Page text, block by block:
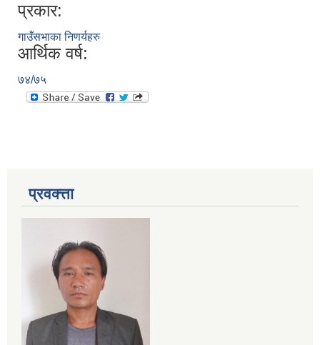
प्रकार:
गाउँसभाका निणर्यहरु
आर्थिक वर्ष:
७४/७५
प्रवक्त्ता